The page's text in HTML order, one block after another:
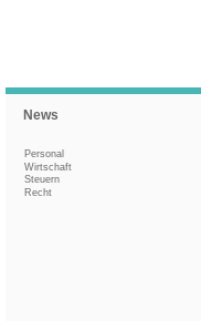
News
Personal
Wirtschaft
Steuern
Recht